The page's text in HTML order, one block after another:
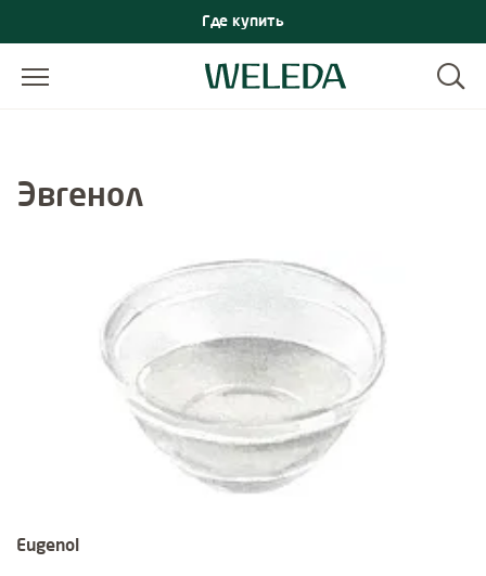
Где купить
Эвгенол
Eugenol